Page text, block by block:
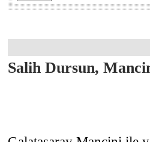
Salih Dursun,